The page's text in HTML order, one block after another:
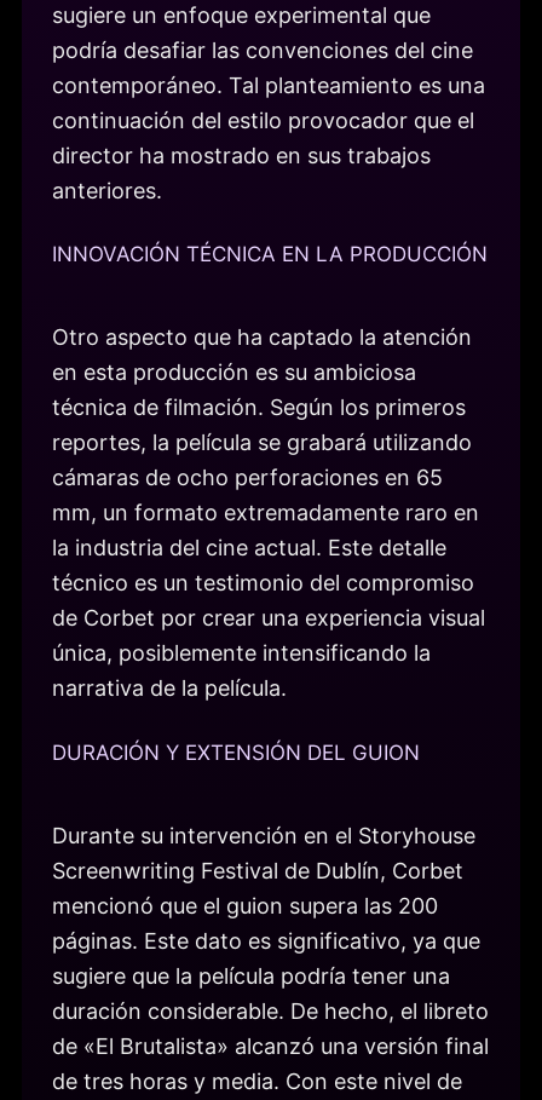
sugiere un enfoque experimental que
podría desafiar las convenciones del cine
contemporáneo. Tal planteamiento es una
continuación del estilo provocador que el
director ha mostrado en sus trabajos
anteriores.
INNOVACIÓN TÉCNICA EN LA PRODUCCIÓN
Otro aspecto que ha captado la atención
en esta producción es su ambiciosa
técnica de filmación. Según los primeros
reportes, la película se grabará utilizando
cámaras de ocho perforaciones en 65
mm, un formato extremadamente raro en
la industria del cine actual. Este detalle
técnico es un testimonio del compromiso
de Corbet por crear una experiencia visual
única, posiblemente intensificando la
narrativa de la película.
DURACIÓN Y EXTENSIÓN DEL GUION
Durante su intervención en el Storyhouse
Screenwriting Festival de Dublín, Corbet
mencionó que el guion supera las 200
páginas. Este dato es significativo, ya que
sugiere que la película podría tener una
duración considerable. De hecho, el libreto
de «El Brutalista» alcanzó una versión final
de tres horas y media. Con este nivel de